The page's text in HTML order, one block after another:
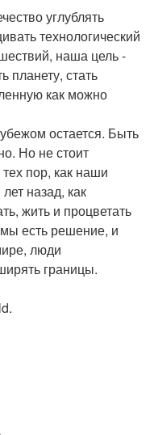
углублять
технологический
наша цель -
планету, стать
как можно
остается. Быть
Но не стоит
пор, как наши
назад, как
жить и процветать
есть решение, и
люди
границы.